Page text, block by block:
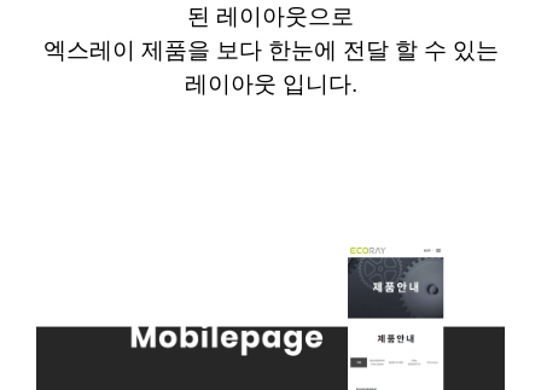
된 레이아웃으로
엑스레이 제품을 보다 한눈에 전달 할 수 있는
레이아웃 입니다.